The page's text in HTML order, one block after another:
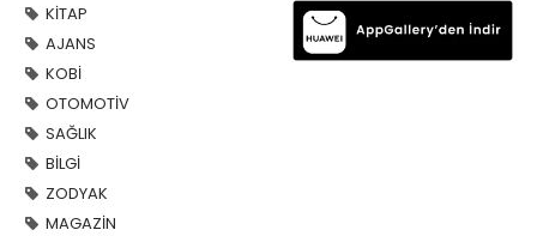
KİTAP
AJANS
KOBİ
OTOMOTİV
SAĞLIK
BİLGİ
ZODYAK
MAGAZİN